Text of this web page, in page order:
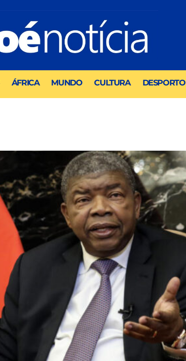
ÁFRICA MUNDO CULTURA DESPORTO